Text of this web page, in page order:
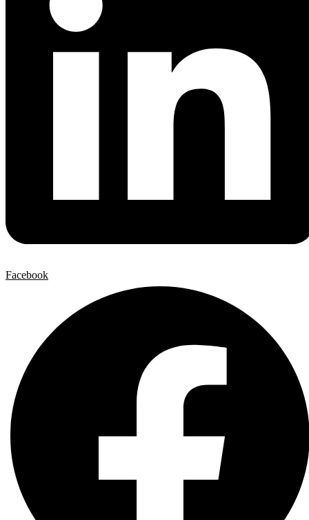
Facebook